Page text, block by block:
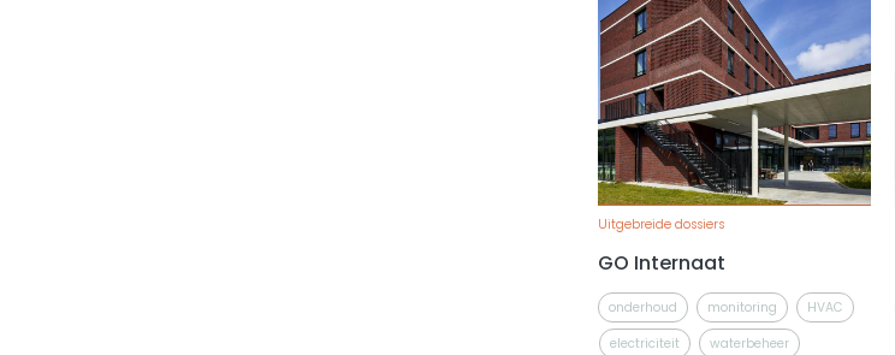
Uitgebreide dossiers
GO Internaat
onderhoud monitoring
HVAC
electriciteit
waterbeheer